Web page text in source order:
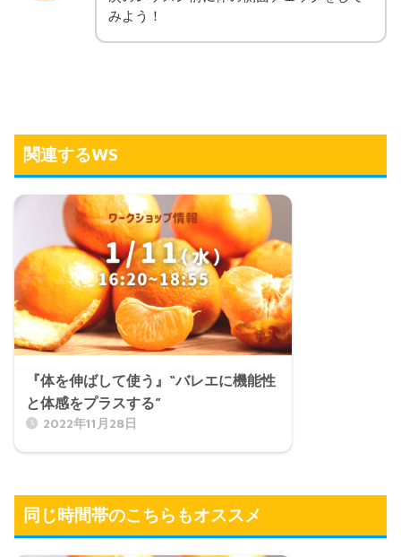
みよう！
関連するWS
『体を伸ばして使う』“バレエに機能性
と体感をプラスする”
2022年11月28日
同じ時間帯のこちらもオススメ